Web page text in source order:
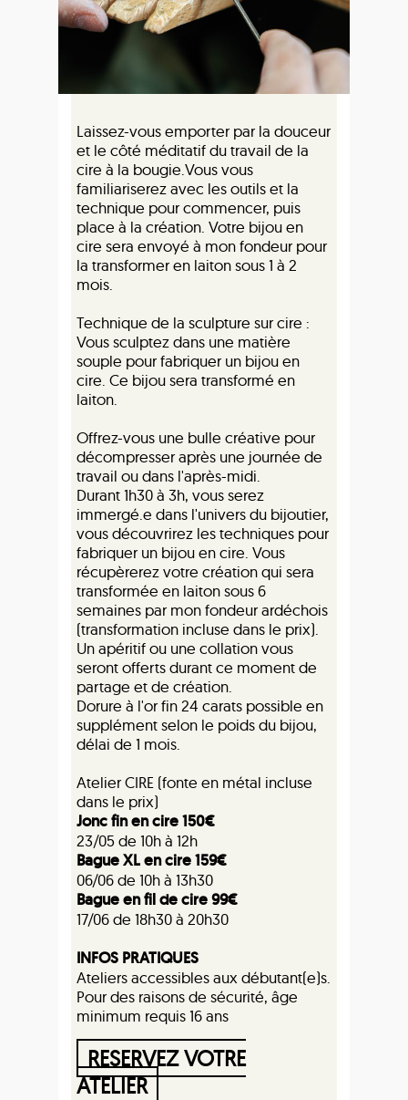
Laissez-vous emporter par la douceur
et le côté méditatif du travail de la
cire à la bougie.Vous vous
familiariserez avec les outils et la
technique pour commencer, puis
place à la création. Votre bijou en
cire sera envoyé à mon fondeur pour
la transformer en laiton sous 1 à 2
mois.
Technique de la sculpture sur cire :
Vous sculptez dans une matière
souple pour fabriquer un bijou en
cire. Ce bijou sera transformé en
laiton.
Offrez-vous une bulle créative pour
décompresser après une journée de
travail ou dans l'après-midi.
Durant 1h30 à 3h, vous serez
immergé.e dans l'univers du bijoutier,
vous découvrirez les techniques pour
fabriquer un bijou en cire. Vous
récupèrerez votre création qui sera
transformée en laiton sous 6
semaines par mon fondeur ardéchois
(transformation incluse dans le prix).
Un apéritif ou une collation vous
seront offerts durant ce moment de
partage et de création.
Dorure à l'or fin 24 carats possible en
supplément selon le poids du bijou,
délai de 1 mois.
Atelier CIRE (fonte en métal incluse
dans le prix)
Jonc fin en cire 150€
23/05 de 10h à 12h
Bague XL en cire 159€
06/06 de 10h à 13h30
Bague en fil de cire 99€
17/06 de 18h30 à 20h30
INFOS PRATIQUES
Ateliers accessibles aux débutant(e)s.
Pour des raisons de sécurité, âge
minimum requis 16 ans
RESERVEZ VOTRE
ATELIER